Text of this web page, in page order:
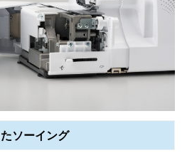
ソーイング